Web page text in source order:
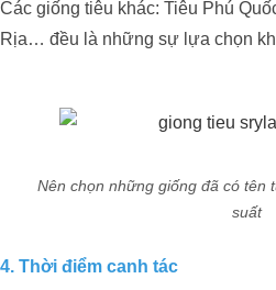
Các giống tiêu khác: Tiêu Phú
Rịa… đều là những sự lựa chọn
Nên chọn những giống đã có tên
suất
4. Thời điểm canh tác